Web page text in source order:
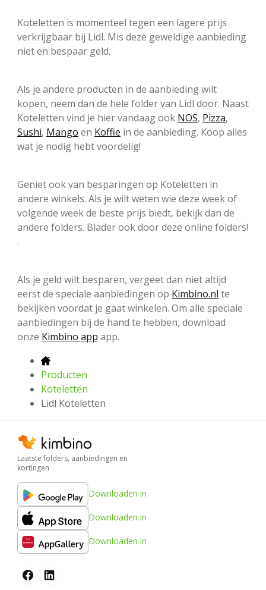
Koteletten is momenteel tegen een lagere prijs
verkrijgbaar bij Lidl. Mis deze geweldige aanbieding
niet en bespaar geld.
Als je andere producten in de aanbieding wilt
kopen, neem dan de hele folder van Lidl door. Naast
Koteletten vind je hier vandaag ook NOS, Pizza,
Sushi, Mango en Koffie in de aanbieding. Koop alles
wat je nodig hebt voordelig!
Geniet ook van besparingen op Koteletten in
andere winkels. Als je wilt weten wie deze week of
volgende week de beste prijs biedt, bekijk dan de
andere folders. Blader ook door deze online folders!
.
Als je geld wilt besparen, vergeet dan niet altijd
eerst de speciale aanbiedingen op Kimbino.nl te
bekijken voordat je gaat winkelen. Om alle speciale
aanbiedingen bij de hand te hebben, download
onze Kimbino app app.
Producten
Koteletten
Lidl Koteletten
Laatste folders, aanbiedingen en
kortingen
Downloaden in
Downloaden in
Downloaden in